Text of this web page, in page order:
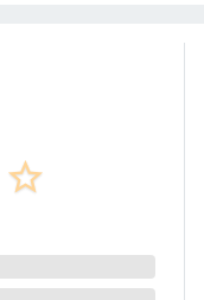
star_border